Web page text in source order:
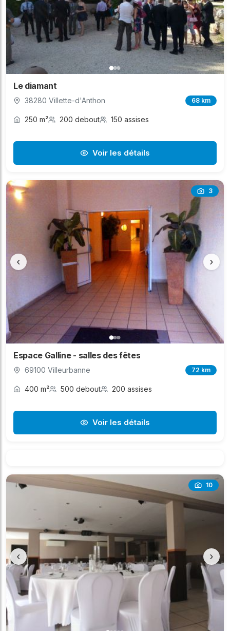
Le diamant
38280 Villette-d'Anthon 68 km
250 m² 200 debout 150 assises
Voir les détails
3
‹ ›
Espace Galline - salles des fêtes
69100 Villeurbanne 72 km
400 m² 500 debout 200 assises
Voir les détails
10
‹ ›